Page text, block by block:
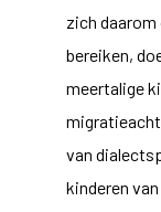
zich
bereiken,
meertalige
van
kinderen